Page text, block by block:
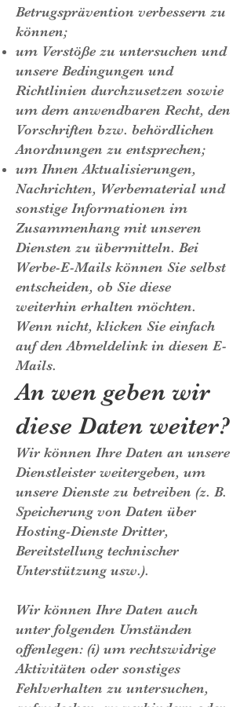
Betrugsprävention verbessern zu
können;
um Verstöße zu untersuchen und
unsere Bedingungen und
Richtlinien durchzusetzen sowie
um dem anwendbaren Recht, den
Vorschriften bzw. behördlichen
Anordnungen zu entsprechen;
um Ihnen Aktualisierungen,
Nachrichten, Werbematerial und
sonstige Informationen im
Zusammenhang mit unseren
Diensten zu übermitteln. Bei
Werbe-E-Mails können Sie selbst
entscheiden, ob Sie diese
weiterhin erhalten möchten.
Wenn nicht, klicken Sie einfach
auf den Abmeldelink in diesen E-
Mails.
An wen geben wir
diese Daten weiter?
Wir können Ihre Daten an unsere
Dienstleister weitergeben, um
unsere Dienste zu betreiben (z. B.
Speicherung von Daten über
Hosting-Dienste Dritter,
Bereitstellung technischer
Unterstützung usw.).
Wir können Ihre Daten auch
unter folgenden Umständen
offenlegen: (i) um rechtswidrige
Aktivitäten oder sonstiges
Fehlverhalten zu untersuchen,